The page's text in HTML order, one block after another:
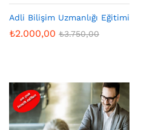
Adli Bilişim Uzmanlığı Eğitimi
₺2.000,00 ₺3.750,00